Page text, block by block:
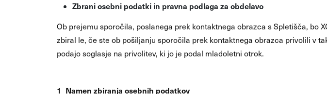
Zbrani osebni podatki in pravna podlaga za obdelavo
Ob prejemu sporočila, poslanega prek kontaktnega obrazca s Spletišča, bo
zbiral le, če ste ob pošiljanju sporočila prek kontaktnega obrazca privolili v
podajo soglasje na privolitev, ki jo je podal mladoletni otrok.
1 Namen zbiranja osebnih podatkov